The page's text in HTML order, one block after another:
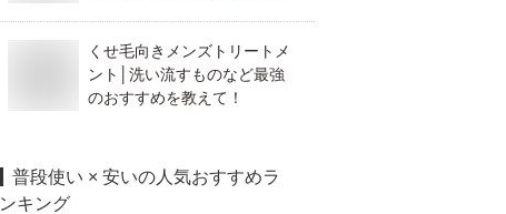
くせ毛向きメンズトリートメ
ント│洗い流すものなど最強
のおすすめを教えて！
普段使い × 安いの人気おすすめラ
ンキング